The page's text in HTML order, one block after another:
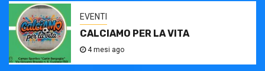
EVENTI
CALCIAMO PER LA VITA
4 mesi ago